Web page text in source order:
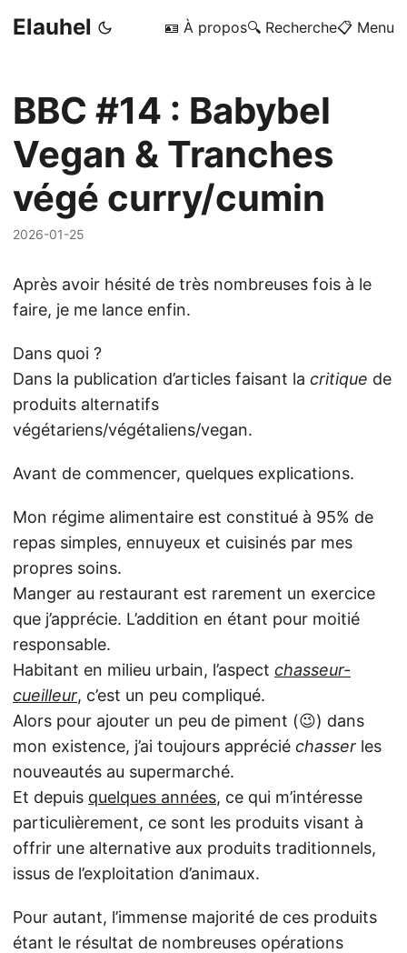
Elauhel 🪪 À propos🔍 Recherche📋 Menu
BBC #14 : Babybel
Vegan & Tranches
végé curry/cumin
2026-01-25
Après avoir hésité de très nombreuses fois à le
faire, je me lance enfin.
Dans quoi ?
Dans la publication d’articles faisant la critique de
produits alternatifs
végétariens/végétaliens/vegan.
Avant de commencer, quelques explications.
Mon régime alimentaire est constitué à 95% de
repas simples, ennuyeux et cuisinés par mes
propres soins.
Manger au restaurant est rarement un exercice
que j’apprécie. L’addition en étant pour moitié
responsable.
Habitant en milieu urbain, l’aspect chasseur-
cueilleur, c’est un peu compliqué.
Alors pour ajouter un peu de piment (😉) dans
mon existence, j’ai toujours apprécié chasser les
nouveautés au supermarché.
Et depuis quelques années, ce qui m’intéresse
particulièrement, ce sont les produits visant à
offrir une alternative aux produits traditionnels,
issus de l’exploitation d’animaux.
Pour autant, l’immense majorité de ces produits
étant le résultat de nombreuses opérations